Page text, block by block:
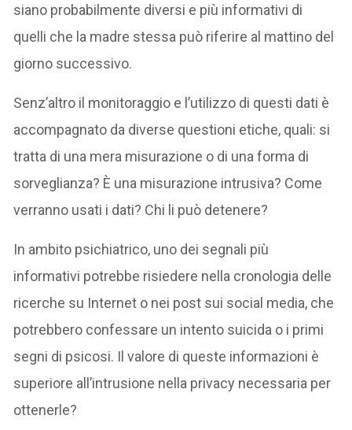
siano probabilmente diversi e più informativi di
quelli che la madre stessa può riferire al mattino del
giorno successivo.
Senz’altro il monitoraggio e l’utilizzo di questi dati è
accompagnato da diverse questioni etiche, quali: si
tratta di una mera misurazione o di una forma di
sorveglianza? È una misurazione intrusiva? Come
verranno usati i dati? Chi li può detenere?
In ambito psichiatrico, uno dei segnali più
informativi potrebbe risiedere nella cronologia delle
ricerche su Internet o nei post sui social media, che
potrebbero confessare un intento suicida o i primi
segni di psicosi. Il valore di queste informazioni è
superiore all’intrusione nella privacy necessaria per
ottenerle?